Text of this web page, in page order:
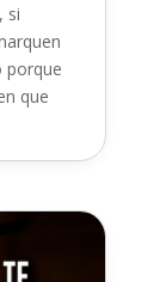
si
porque
que